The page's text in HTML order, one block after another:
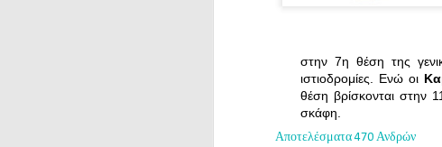
στην 7η θέση της
ιστιοδρομίες. Ενώ οι
θέση βρίσκονται στην
σκάφη.
Αποτελέσματα 470 Ανδρών